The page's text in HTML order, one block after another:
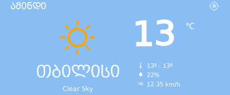
ამინდი
თბილისი
Clear Sky
13 ℃
13º - 13º
22%
12.35 km/h